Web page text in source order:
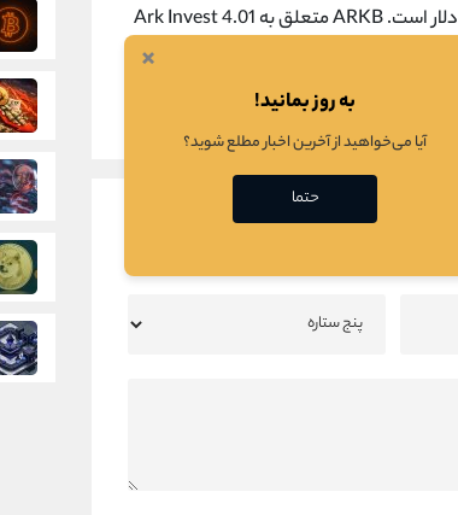
کاهش دارایی ها برای خروجی خالص انباشته به مبلغ 22.78 میلیارد دلار است. ARKB متعلق به Ark Invest 4.01
×
به روز بمانید!
آیا می‌خواهید از آخرین اخبار مطلع شوید؟
حتما